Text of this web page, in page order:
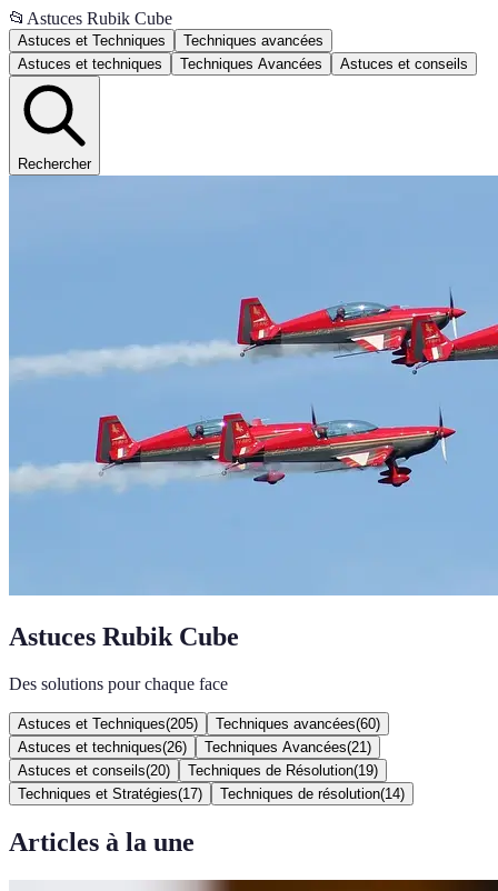
📂 Astuces Rubik Cube
Astuces et Techniques
Techniques avancées
Astuces et techniques
Techniques Avancées Astuces et conseils
Rechercher
Astuces Rubik Cube
Des solutions pour chaque face
Astuces et Techniques(205) Techniques avancées(60)
Astuces et techniques(26) Techniques Avancées(21 )
Astuces et conseils(20) Techniques de Résolution(19)
Techniques et Stratégies(17) Techniques de résolution(14)
Articles à la une